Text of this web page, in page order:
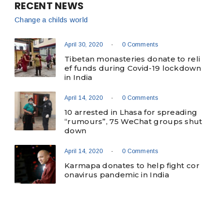
RECENT NEWS
Change a childs world
April 30, 2020 - 0 Comments
Tibetan monasteries donate to reli
ef funds during Covid-19 lockdown
in India
April 14, 2020 - 0 Comments
10 arrested in Lhasa for spreading
“rumours”, 75 WeChat groups shut
down
April 14, 2020 - 0 Comments
Karmapa donates to help fight cor
onavirus pandemic in India